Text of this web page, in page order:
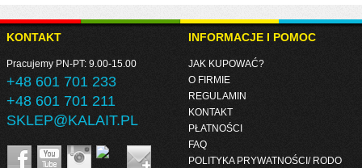
KONTAKT
Pracujemy PN-PT: 9.00-15.00
+48 601 701 233
+48 601 701 211
SKLEP@KALAIT.PL
INFORMACJE I POMOC
JAK KUPOWAĆ?
O FIRMIE
REGULAMIN
KONTAKT
PŁATNOŚCI
FAQ
POLITYKA PRYWATNOŚCI/ RODO